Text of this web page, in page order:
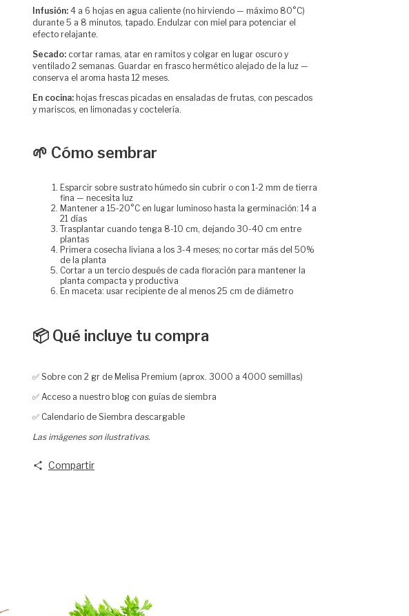
Infusión: 4 a 6 hojas en agua caliente (no hirviendo — máximo 80°C)
durante 5 a 8 minutos, tapado. Endulzar con miel para potenciar el
efecto relajante.
Secado: cortar ramas, atar en ramitos y colgar en lugar oscuro y
ventilado 2 semanas. Guardar en frasco hermético alejado de la luz —
conserva el aroma hasta 12 meses.
En cocina: hojas frescas picadas en ensaladas de frutas, con pescados
y mariscos, en limonadas y coctelería.
🌱 Cómo sembrar
Esparcir sobre sustrato húmedo sin cubrir o con 1-2 mm de tierra
fina — necesita luz
Mantener a 15-20°C en lugar luminoso hasta la germinación: 14 a
21 días
Trasplantar cuando tenga 8-10 cm, dejando 30-40 cm entre
plantas
Primera cosecha liviana a los 3-4 meses; no cortar más del 50%
de la planta
Cortar a un tercio después de cada floración para mantener la
planta compacta y productiva
En maceta: usar recipiente de al menos 25 cm de diámetro
📦 Qué incluye tu compra
✅ Sobre con 2 gr de Melisa Premium (aprox. 3000 a 4000 semillas)
✅ Acceso a nuestro blog con guías de siembra
✅ Calendario de Siembra descargable
Las imágenes son ilustrativas.
Compartir